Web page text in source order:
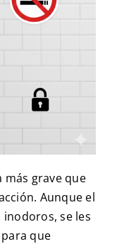
más grave que
Aunque el
se les
que